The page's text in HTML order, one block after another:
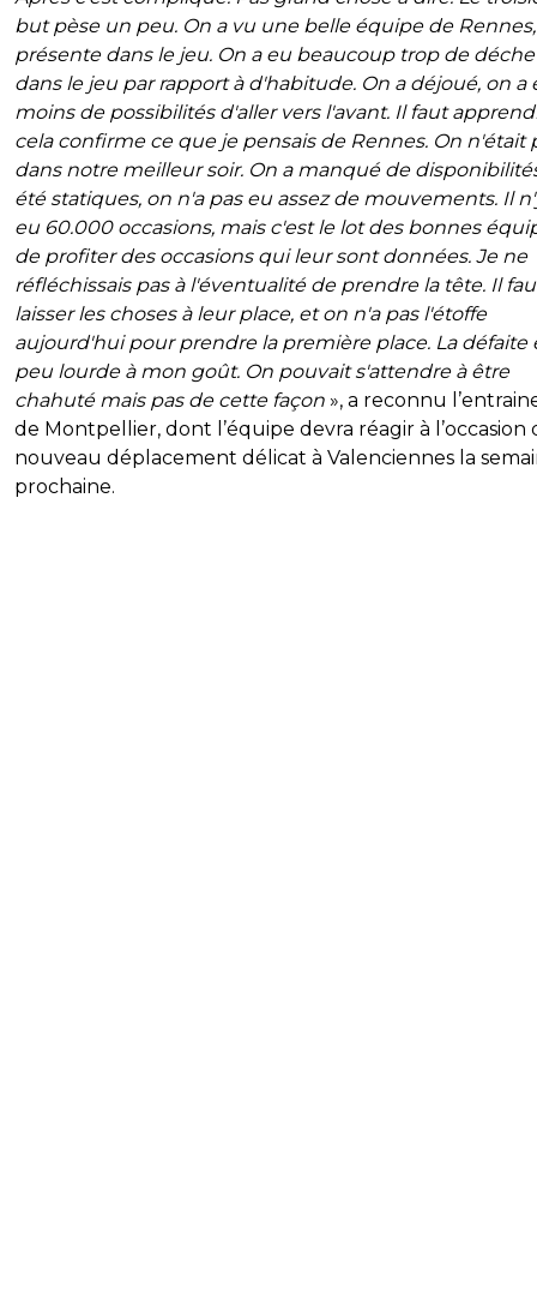
but pèse un peu. On a vu une belle équipe de Rennes,
présente dans le jeu. On a eu beaucoup trop de
dans le jeu par rapport à d'habitude. On a déjoué, on a
moins de possibilités d'aller vers l'avant. Il faut
cela confirme ce que je pensais de Rennes. On n'était
dans notre meilleur soir. On a manqué de
été statiques, on n'a pas eu assez de mouvements. Il
eu 60.000 occasions, mais c'est le lot des bonnes
de profiter des occasions qui leur sont données. Je ne
réfléchissais pas à l'éventualité de prendre la tête. Il
laisser les choses à leur place, et on n'a pas l'étoffe
aujourd'hui pour prendre la première place. La défaite
peu lourde à mon goût. On pouvait s'attendre à être
chahuté mais pas de cette façon », a reconnu
de Montpellier, dont l’équipe devra réagir à l’occasion
nouveau déplacement délicat à Valenciennes la
prochaine.